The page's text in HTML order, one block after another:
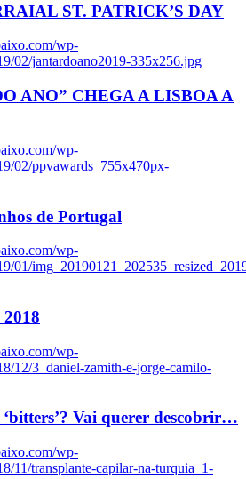
ST. PATRICK’S DAY
wp-
02/jantardoano2019-335x256.jpg
ANO” CHEGA A LISBOA A
wp-
02/ppvawards_755x470px-
de Portugal
wp-
01/
wp-
12/3_daniel-zamith-e-jorge-camilo-
‘bitters’? Vai querer descobrir…
wp-
11/transplante-capilar-na-turquia_1-